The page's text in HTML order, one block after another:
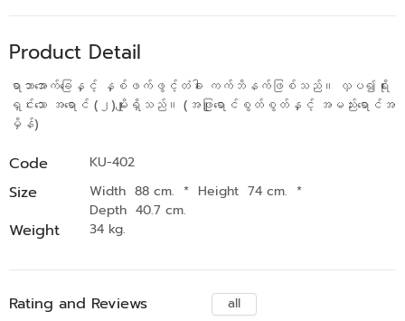
Product Detail
ရာဘာအောက်ခြေနှင့် နှစ်ဖက်ဖွင့်တံခါး ကက်ဘိနက်ဖြစ်သည်။ လှပ၍ရိုး
ရှင်းသော အရောင် (၂)မျိုးရှိသည်။ (အဖြူရောင်စွတ်စွတ်နှင့် အမည်းရောင်အ
မှိန်)
Code KU-402
Size Width 88 cm. * Height 74 cm. *
Depth 40.7 cm.
Weight 34 kg.
Rating and Reviews
all